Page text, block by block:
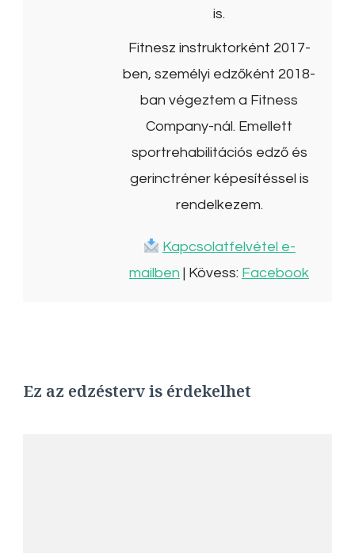
is.
Fitnesz instruktorként 2017-
ben, személyi edzőként 2018-
ban végeztem a Fitness
Company-nál. Emellett
sportrehabilitációs edző és
gerinctréner képesítéssel is
rendelkezem.
Kapcsolatfelvétel e-
mailben | Kövess: Facebook
Ez az edzésterv is érdekelhet